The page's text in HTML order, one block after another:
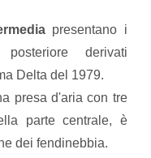
presentano i
derivati
Delta del 1979.
presa d'aria con tre
parte centrale, è
dei fendinebbia.